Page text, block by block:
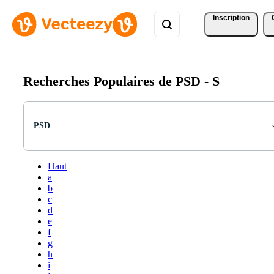
Inscription
Recherches Populaires de PSD - S
PSD
Haut
a
b
c
d
e
f
g
h
i